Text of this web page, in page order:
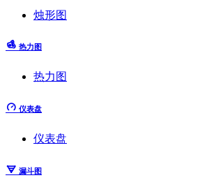
烛形图
热力图
热力图
仪表盘
仪表盘
漏斗图